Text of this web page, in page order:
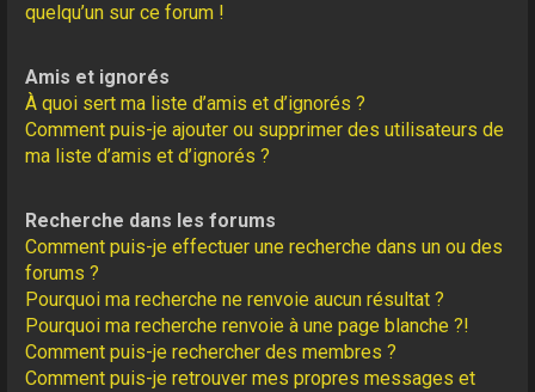
quelqu’un sur ce forum !
Amis et ignorés
À quoi sert ma liste d’amis et d’ignorés ?
Comment puis-je ajouter ou supprimer des utilisateurs de
ma liste d’amis et d’ignorés ?
Recherche dans les forums
Comment puis-je effectuer une recherche dans un ou des
forums ?
Pourquoi ma recherche ne renvoie aucun résultat ?
Pourquoi ma recherche renvoie à une page blanche ?!
Comment puis-je rechercher des membres ?
Comment puis-je retrouver mes propres messages et